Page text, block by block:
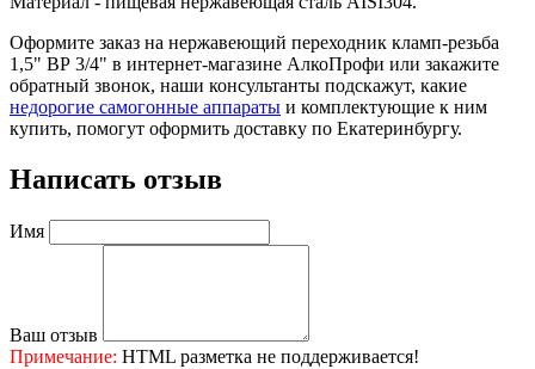
Оформите заказ на нержавеющий переходник кламп-резьба
1,5" ВР 3/4" в интернет-магазине АлкоПрофи или закажите
обратный звонок, наши консультанты подскажут, какие
недорогие самогонные аппараты и комплектующие к ним
купить, помогут оформить доставку по Екатеринбургу.
Написать отзыв
Имя
Ваш отзыв
Примечание: HTML разметка не поддерживается!